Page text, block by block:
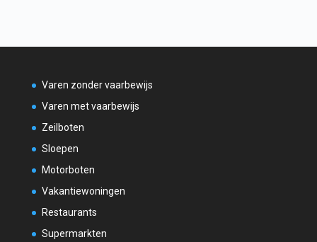
Varen zonder vaarbewijs
Varen met vaarbewijs
Zeilboten
Sloepen
Motorboten
Vakantiewoningen
Restaurants
Supermarkten